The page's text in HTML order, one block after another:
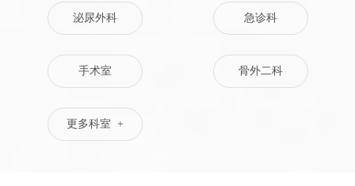
泌尿外科 急诊科
手术室 骨外二科
更多科室 +